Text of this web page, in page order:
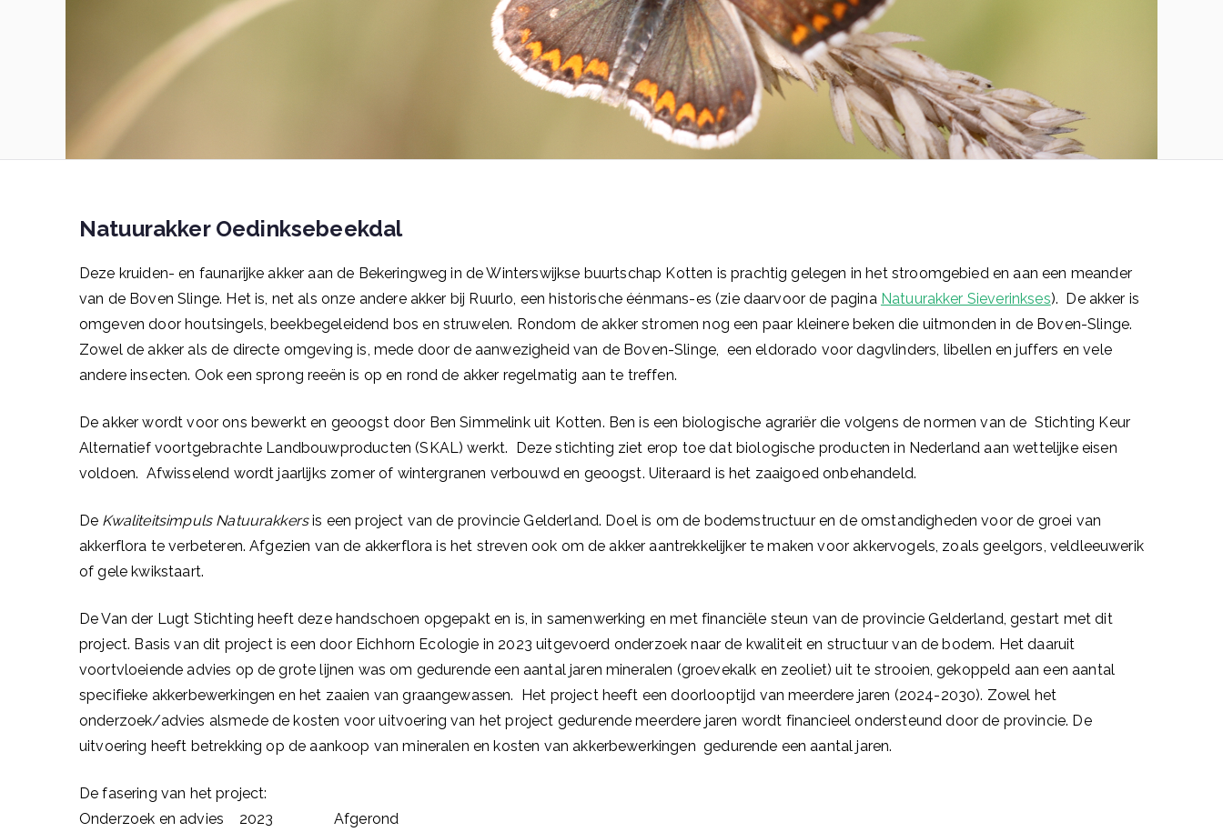
Natuurakker Oedinksebeekdal
Deze kruiden- en faunarijke akker aan de Bekeringweg in de Winterswijkse buurtschap Kotten is prachtig gelegen in het stroomgebied en aan een meander
van de Boven Slinge. Het is, net als onze andere akker bij Ruurlo, een historische éénmans-es (zie daarvoor de pagina Natuurakker Sieverinkses). De akker is
omgeven door houtsingels, beekbegeleidend bos en struwelen. Rondom de akker stromen nog een paar kleinere beken die uitmonden in de Boven-Slinge.
Zowel de akker als de directe omgeving is, mede door de aanwezigheid van de Boven-Slinge, een eldorado voor dagvlinders, libellen en juffers en vele
andere insecten. Ook een sprong reeën is op en rond de akker regelmatig aan te treffen.
De akker wordt voor ons bewerkt en geoogst door Ben Simmelink uit Kotten. Ben is een biologische agrariër die volgens de normen van de Stichting Keur
Alternatief voortgebrachte Landbouwproducten (SKAL) werkt. Deze stichting ziet erop toe dat biologische producten in Nederland aan wettelijke eisen
voldoen. Afwisselend wordt jaarlijks zomer of wintergranen verbouwd en geoogst. Uiteraard is het zaaigoed onbehandeld.
De Kwaliteitsimpuls Natuurakkersis een project van de provincie Gelderland. Doel is om de bodemstructuur en de omstandigheden voor de groei van
akkerflora te verbeteren. Afgezien van de akkerflora is het streven ook om de akker aantrekkelijker te maken voor akkervogels, zoals geelgors, veldleeuwerik
of gele kwikstaart.
De Van der Lugt Stichting heeft deze handschoen opgepakt en is, in samenwerking en met financiële steun van de provincie Gelderland, gestart met dit
project. Basis van dit project is een door Eichhorn Ecologie in 2023 uitgevoerd onderzoek naar de kwaliteit en structuur van de bodem. Het daaruit
voortvloeiende advies op de grote lijnen was om gedurende een aantal jaren mineralen (groevekalk en zeoliet) uit te strooien, gekoppeld aan een aantal
specifieke akkerbewerkingen en het zaaien van graangewassen. Het project heeft een doorlooptijd van meerdere jaren (2024-2030). Zowel het
onderzoek/advies alsmede de kosten voor uitvoering van het project gedurende meerdere jaren wordt financieel ondersteund door de provincie. De
uitvoering heeft betrekking op de aankoop van mineralen en kosten van akkerbewerkingen gedurende een aantal jaren.
De fasering van het project:
Onderzoek en advies 2023 Afgerond